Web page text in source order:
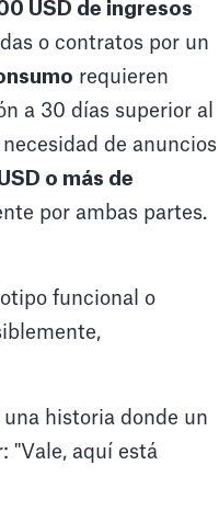
USD de ingresos
o contratos por un
requieren
a 30 días superior al
de anuncios
o más de
por ambas partes.
funcional o
historia donde un
"Vale, aquí está